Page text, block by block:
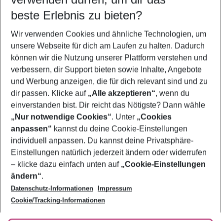
5-8 Nächte
2 Erwachsene Keine Kinder
Mehr Filter anzeigen
Footer
Footer navigation
Über uns
AGB
Bestpreisgarantie
Cookie-Einstellungen ändern
Cookie-Richtlinie
Agenturbetreuung
Barrierefreies Reisen
Folge uns
beste Erlebnis zu bieten?
Wir verwenden Cookies und ähnliche Technologien, um
unsere Webseite für dich am Laufen zu halten. Dadurch
können wir die Nutzung unserer Plattform verstehen und
verbessern, dir Support bieten sowie Inhalte, Angebote
und Werbung anzeigen, die für dich relevant sind und zu
dir passen. Klicke auf „Alle akzeptieren“, wenn du
einverstanden bist. Dir reicht das Nötigste? Dann wähle
„Nur notwendige Cookies“. Unter „Cookies
anpassen“ kannst du deine Cookie-Einstellungen
individuell anpassen. Du kannst deine Privatsphäre-
Einstellungen natürlich jederzeit ändern oder widerrufen
– klicke dazu einfach unten auf „Cookie-Einstellungen
ändern“.
Datenschutz-Informationen
Impressum
Cookie/Tracking-Informationen